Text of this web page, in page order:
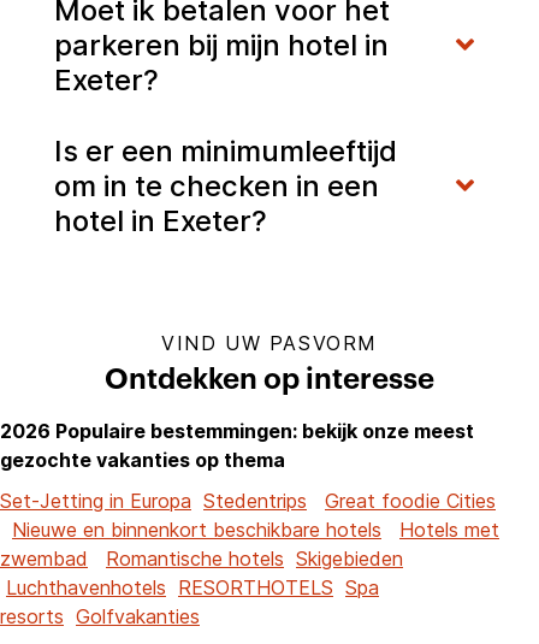
Moet ik betalen voor het
parkeren bij mijn hotel in
Exeter?
Is er een minimumleeftijd
om in te checken in een
hotel in Exeter?
VIND UW PASVORM
Ontdekken op interesse
2026 Populaire bestemmingen: bekijk onze meest
gezochte vakanties op thema
Set-Jetting in Europa Stedentrips
Great foodie Cities
Nieuwe en binnenkort beschikbare hotels
Hotels met
zwembad
Romantische hotels Skigebieden
Luchthavenhotels RESORTHOTELS Spa
resorts Golfvakanties